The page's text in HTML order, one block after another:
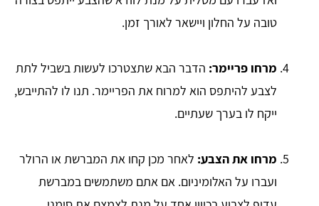
טובה על החלון ויישאר לאורך זמן.
מרחו פריימר: הדבר הבא שתצטרכו לעשות בשביל לתת
לצבע להיתפס הוא למרוח את הפריימר. תנו לו להתייבש,
ייקח לו בערך שעתיים.
מרחו את הצבע: לאחר מכן קחו את המברשת או הרולר
ועברו על האלומיניום. אם אתם משתמשים במברשת